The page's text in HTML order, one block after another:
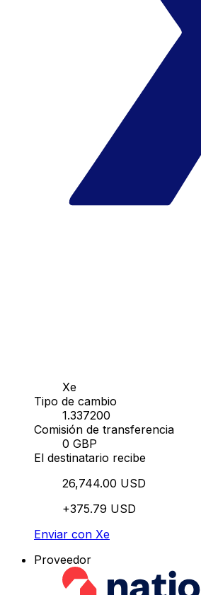
Xe
Tipo de cambio
1.337200
Comisión de transferencia
0 GBP
El destinatario recibe
26,744.00 USD
+375.79 USD
Enviar con Xe
Proveedor